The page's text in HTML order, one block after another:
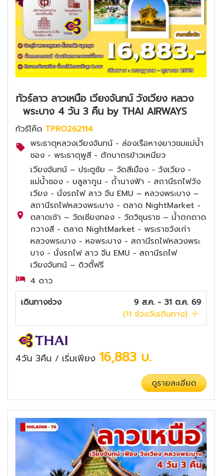
ทัวร์ลาว ลาวเหนือ เวียงจันทน์ วังเวียง หลวง
พระบาง 4 วัน 3 คืน by THAI AIRWAYS
ทัวร์โค๊ด TPRO262114
พระธาตุหลวงเวียงจันทน์ - ล่องเรือหางยาวชมแม่น้ำ
ซอง - พระธาตุพูสี - ตักบาตรข้าวเหนียว
เวียงจันทน์ – ประตูชัย – วัดสีเมือง - วังเวียง -
แม่น้ำซอง - บลูลากูน - ถ้ำนางฟ้า - สถานีรถไฟวัง
เวียง - นั่งรถไฟ ลาว จีน EMU – หลวงพระบาง –
สถานีรถไฟหลวงพระบาง - ตลาด NightMarket -
ตลาดเช้า – วัดเชียงทอง - วัดวิชุนราช – น้ำตกตาด
กวางสี - ตลาด NightMarket - พระราชวังเก่า
หลวงพระบาง - หอพระบาง - สถานีรถไฟหลวงพระ
บาง - นั่งรถไฟ ลาว จีน EMU - สถานีรถไฟ
เวียงจันทน์ – ดิวตี้ฟรี
4 ดาว
เดินทางช่วง
9 ส.ค. - 31 ต.ค. 69
(11 ช่วงวันเดินทาง)
4วัน 3คืน / เริ่มเพียง 16,883 บ.
ดูรายละเอียด